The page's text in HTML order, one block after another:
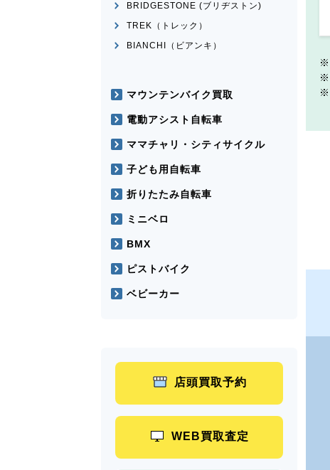
BRIDGESTONE (ブリヂストン)
TREK（トレック）
BIANCHI（ビアンキ）
マウンテンバイク買取
電動アシスト自転車
ママチャリ・シティサイクル
子ども用自転車
折りたたみ自転車
ミニベロ
BMX
ピストバイク
ベビーカー
店頭買取予約
WEB買取査定